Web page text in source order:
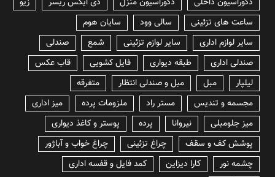
ساعت های تزئینی
سالی وود
سایان هوم
سایر لوازم اداری
سایر لوازم تزئینی شمع
صندلی
صندلی اداری
طبقه دیواری فایل کشویی
قاب عکس
لیلپار
مبل مبل و صندلی انتظار
متفرقه
مجسمه و تندیس
مستر راد ملزومات پرده
میز اداری
میز جلومبلی
نیروانا پرده
پوستر و کاغذ دیواری
پوشش کف و سقف
چراغ تزئینی
چراغ خواب و آباژور
چشمه نور
کارا دیزاین
کمد فایل و قفسه اداری